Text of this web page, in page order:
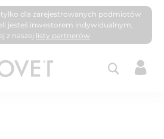
dla zarejestrowanych podmiotów
jesteś inwestorem indywidualnym,
z naszej listy partnerów.